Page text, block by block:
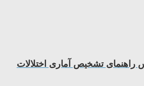
راهنمای تشخیص آماری اختلالات